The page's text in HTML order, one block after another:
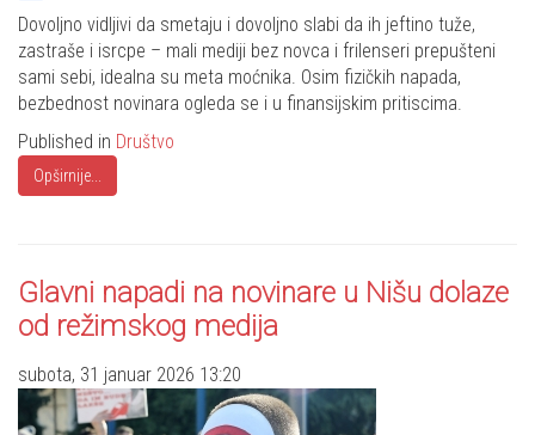
Share
Dovoljno vidljivi da smetaju i dovoljno slabi da ih jeftino tuže,
zastraše i isrcpe – mali mediji bez novca i frilenseri prepušteni
sami sebi, idealna su meta moćnika. Osim fizičkih napada,
bezbednost novinara ogleda se i u finansijskim pritiscima.
Published in Društvo
Opširnije...
Glavni napadi na novinare u Nišu dolaze
od režimskog medija
subota, 31 januar 2026 13:20